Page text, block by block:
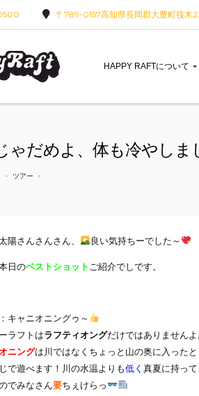
〒789-0157高知県長岡郡大豊町筏木
HAPPY RAFTについて
ゃだめよ、体も冷やしま
ツアー
陽さんさんさん、 良い気持ちーでした～
日のベストショット ご紹介でしです。
キャニオニングゥ～
ラフトはラフティオングだけではありません
ニングは川ではなくちょっと山の奥に入った
で遊べます！川の水温よりも低く 真夏に持っ
でみなさん要ちぇけらっ